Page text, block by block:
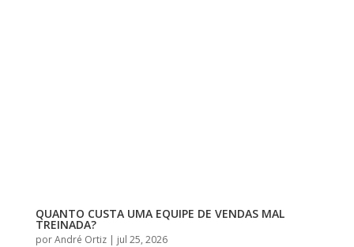
QUANTO CUSTA UMA EQUIPE DE VENDAS MAL
TREINADA?
porAndré Ortiz| jul 25, 2026